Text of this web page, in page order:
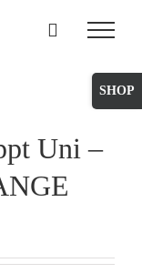
Uni –
Toggle
Sliding